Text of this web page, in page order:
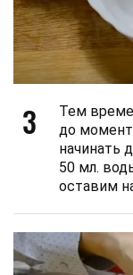
3
Тем
до
начинать
50 мл.
оставим